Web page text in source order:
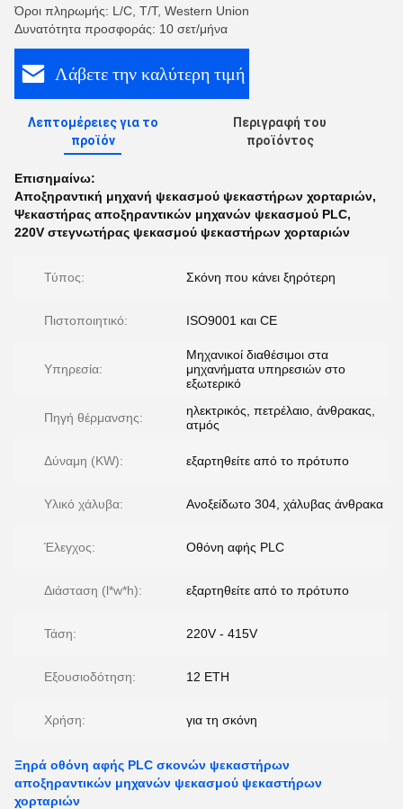
Όροι πληρωμής: L/C, T/T, Western Union
Δυνατότητα προσφοράς: 10 σετ/μήνα
Λάβετε την καλύτερη τιμή
Λεπτομέρειες για το
προϊόν
Περιγραφή του
προϊόντος
Επισημαίνω:
Αποξηραντική μηχανή ψεκασμού ψεκαστήρων χορταριών,
Ψεκαστήρας αποξηραντικών μηχανών ψεκασμού PLC,
220V στεγνωτήρας ψεκασμού ψεκαστήρων χορταριών
Τύπος: Σκόνη που κάνει ξηρότερη
Πιστοποιητικό: ISO9001 και CE
Υπηρεσία:
Μηχανικοί διαθέσιμοι στα
μηχανήματα υπηρεσιών στο
εξωτερικό
Πηγή θέρμανσης:
ηλεκτρικός, πετρέλαιο, άνθρακας,
ατμός
Δύναμη (KW): εξαρτηθείτε από το πρότυπο
Υλικό χάλυβα: Ανοξείδωτο 304, χάλυβας άνθρακα
Έλεγχος: Οθόνη αφής PLC
Διάσταση (l*w*h): εξαρτηθείτε από το πρότυπο
Τάση: 220V - 415V
Εξουσιοδότηση: 12 ΕΤΗ
Χρήση: για τη σκόνη
Ξηρά οθόνη αφής PLC σκονών ψεκαστήρων
αποξηραντικών μηχανών ψεκασμού ψεκαστήρων
χορταριών